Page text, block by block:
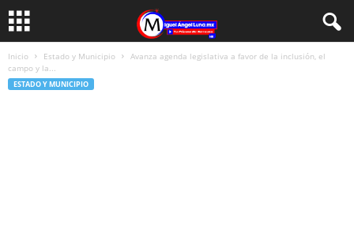
Inicio Estado y Municipio
Avanza agenda legislativa a favor de la inclusión, el
campo y la...
ESTADO Y MUNICIPIO